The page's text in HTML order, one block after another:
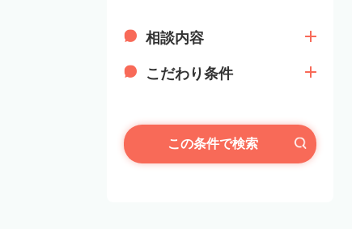
相談内容
こだわり条件
この条件で検索